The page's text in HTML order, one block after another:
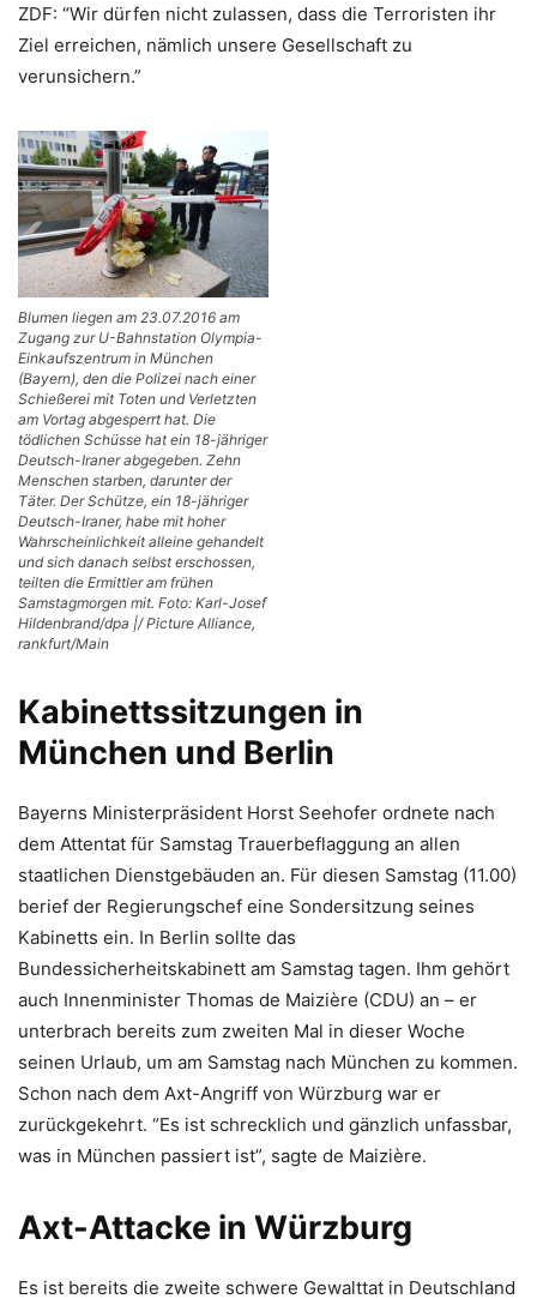
ZDF: “Wir dürfen nicht zulassen, dass die Terroristen ihr
Ziel erreichen, nämlich unsere Gesellschaft zu
verunsichern.”
Blumen liegen am 23.07.2016 am
Zugang zur U-Bahnstation Olympia-
Einkaufszentrum in München
(Bayern), den die Polizei nach einer
Schießerei mit Toten und Verletzten
am Vortag abgesperrt hat. Die
tödlichen Schüsse hat ein 18-jähriger
Deutsch-Iraner abgegeben. Zehn
Menschen starben, darunter der
Täter. Der Schütze, ein 18-jähriger
Deutsch-Iraner, habe mit hoher
Wahrscheinlichkeit alleine gehandelt
und sich danach selbst erschossen,
teilten die Ermittler am frühen
Samstagmorgen mit. Foto: Karl-Josef
Hildenbrand/dpa |/ Picture Alliance,
rankfurt/Main
Kabinettssitzungen in
München und Berlin
Bayerns Ministerpräsident Horst Seehofer ordnete nach
dem Attentat für Samstag Trauerbeflaggung an allen
staatlichen Dienstgebäuden an. Für diesen Samstag (11.00)
berief der Regierungschef eine Sondersitzung seines
Kabinetts ein. In Berlin sollte das
Bundessicherheitskabinett am Samstag tagen. Ihm gehört
auch Innenminister Thomas de Maizière (CDU) an – er
unterbrach bereits zum zweiten Mal in dieser Woche
seinen Urlaub, um am Samstag nach München zu kommen.
Schon nach dem Axt-Angriff von Würzburg war er
zurückgekehrt. “Es ist schrecklich und gänzlich unfassbar,
was in München passiert ist”, sagte de Maizière.
Axt-Attacke in Würzburg
Es ist bereits die zweite schwere Gewalttat in Deutschland